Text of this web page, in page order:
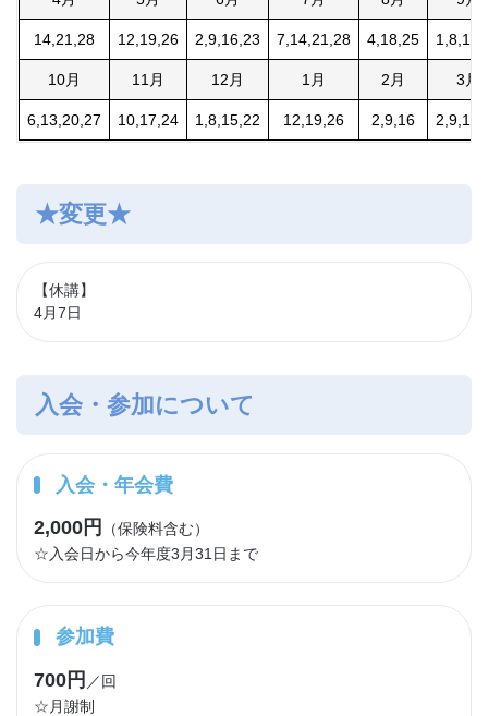
14,21,28 12,19,26 2,9,16,23 7,14,21,28 4,18,25
10月 11月 12月 1月 2月 3月
6,13,20,27 10,17,24 1,8,15,22 12,19,26 2,9,16
★変更★
【休講】
4月7日
入会・参加について
入会・年会費
2,000円
（保険料含む）
☆入会日から今年度3月31日まで
参加費
700円 ／回
☆月謝制